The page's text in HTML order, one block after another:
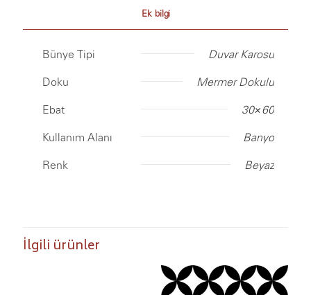
Ek bilgi
Bünye Tipi Duvar Karosu
Doku Mermer Dokulu
Ebat 30×60
Kullanım Alanı Banyo
Renk Beyaz
İlgili ürünler